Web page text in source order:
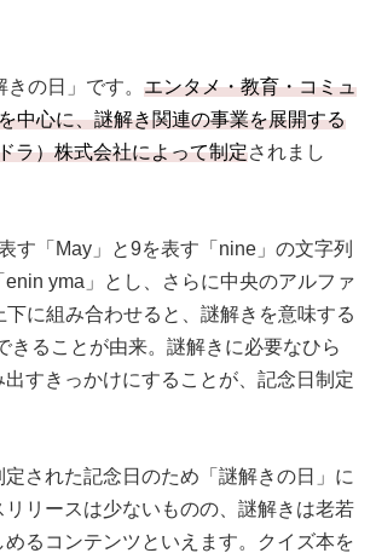
の日」です。 エンタメ・教育・コミュ
中心に、謎解き関連の事業を展開する
ラ）株式会社によって制定されまし
す「May」と9を表す「nine」の文字列
enin yma」とし、さらに中央のアルファ
下に組み合わせると、謎解きを意味する
きることが由来。謎解きに必要なひら
すきっかけにすることが、記念日制定
定された記念日のため「謎解きの日」に
リースは少ないものの、謎解きは老若
めるコンテンツといえます。クイズ本を